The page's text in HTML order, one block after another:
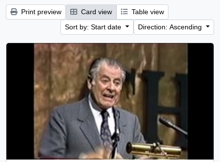
Print preview Card view
Table view
Sort by: Start date
Direction: Ascending